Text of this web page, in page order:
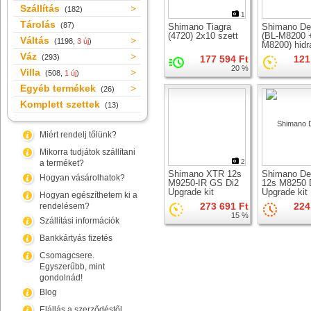
Szállítás (182)
Tárolás (87)
Váltás (1198, 3 új)
Váz (293)
Villa (508, 1 új)
Egyéb termékek (26)
Komplett szettek (13)
Miért rendelj tőlünk?
Mikorra tudjátok szállítani
a terméket?
Hogyan vásárolhatok?
Hogyan egészíthetem ki a
rendelésem?
Szállítási információk
Bankkártyás fizetés
Csomagcsere.
Egyszerűbb, mint
gondolnád!
Blog
1
Shimano Tiagra
(4720) 2x10 szett
177 594 Ft
20 %
Shimano
(BL-M8200
M8200)
tárcsafék
2
Shimano XTR 12s
M9250-IR GS Di2
Upgrade kit
273 691 Ft
15 %
Shimano
12s M8250
Upgrade kit